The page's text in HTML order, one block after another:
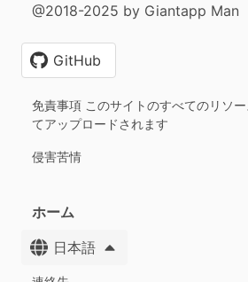
@2018-2025 by Giantapp Man
GitHub
免責事項 このサイトのすべてのリソ
てアップロードされます
侵害苦情
ホーム
日本語